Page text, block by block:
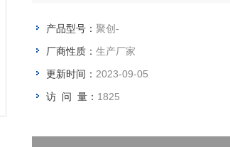
产品型号： 聚创-
厂商性质： 生产厂家
更新时间： 2023-09-05
访 问 量： 1825